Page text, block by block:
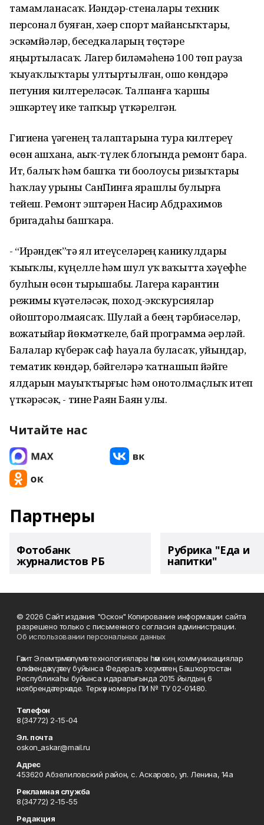
тамамланасаҡ. Иҙәндәр-стеналарҙы техник
персонал буяған, хәҙер спорт майҙансыҡтары,
эскәмйәләр, беседкаларҙың төҫтәре
яңыртыласаҡ. Лагер биләмәһенә 100 төп рауза
ҡыуаҡлыҡтары ултыртылған, ошо көндәрҙә
петуния килтереләсәк. Талпанға ҡаршы
эшкәртеү ике тапҡыр үткәрелгән.
Гигиена үҙәгенең талаптарына тура килтереү
өсөн ашхана, аҙыҡ-түлек блогында ремонт бара.
Ит, балыҡ һәм башҡа тиҙ боҙолоусы ризыҡтарҙы
һаҡлау урыны СанПинға ярашлы булырға
тейеш. Ремонт эштәрен Насир Абдрахимов
бригадаһы башҡара.
- “Ирәндек”тә ял итеүселәрҙең каникулдары
ҡыҙыҡлы, күңелле һәм шул уҡ ваҡытта хәүефһеҙ
булһын өсөн тырышабыҙ. Лагерҙа карантин
режимы күҙәтеләсәк, поход-экскурсиялар
ойошторолмаясаҡ. Шулай ҙа беҙҙең тәрбиәселәр,
вожатыйҙар йөкмәткеле, бай программа әҙерләй.
Балалар күберәк саф һауала буласаҡ, уйындар,
тематик көндәр, бәйгеләрҙә ҡатнашып йәйге
ялдарын мауыҡтырғыс һәм онотолмаҫлыҡ итеп
үткәрәсәк, - тине Раян Баян улы.
Читайте нас
Партнеры
Фотобанк
журналистов РБ
Рубрика "Еда и
напитки"
© 2026 Сайт издания "Оскон" Копирование информации сайта
разрешено только с письменного согласия администрации.
Об использовании персональных данных
Гәзит Элемтә, мәғлүмәт технологиялары һәм киң коммуникациялар
өлкәһендә күҙәтеү буйынса Федераль хеҙмәттең Башҡортостан
Республикаһы буйынса идаралығында 2015 йылдың 6
ноябрендә теркәлде. Теркәү номеры ПИ № ТУ 02-01480.
Телефон
8(34772) 2-15-04
Эл. почта
oskon_askar@mail.ru
Адрес
453620 Абзелиловский район, с. Аскарово, ул. Ленина, 14а
Рекламная служба
8(34772) 2-15-55
Редакция